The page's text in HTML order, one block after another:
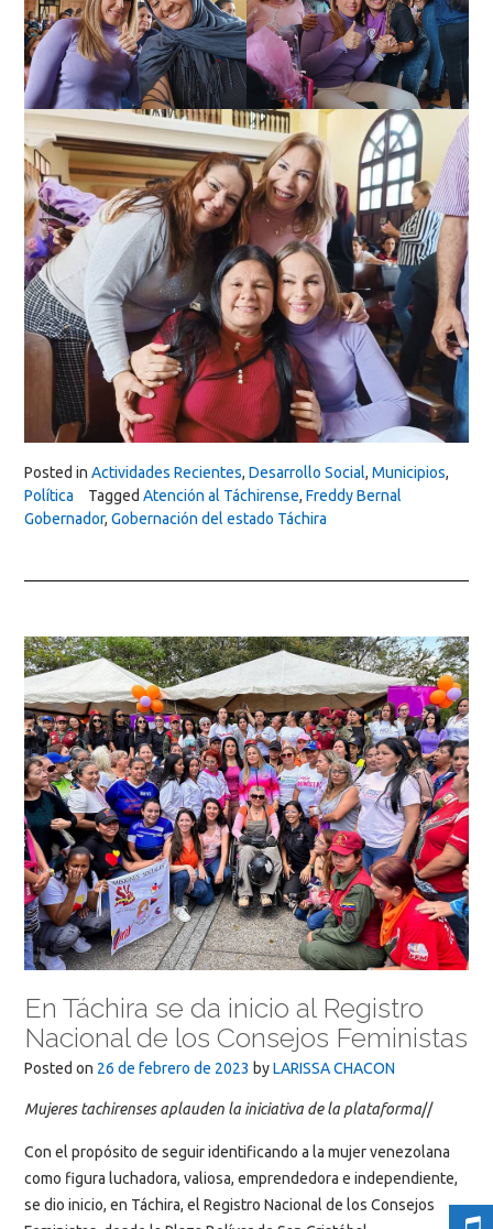
Posted in Actividades Recientes, Desarrollo Social, Municipios,
Política
Tagged Atención al Táchirense, Freddy Bernal
Gobernador, Gobernación del estado Táchira
En Táchira se da inicio al Registro
Nacional de los Consejos Feministas
Posted on 26 de febrero de 2023 byLARISSA CHACON
Mujeres tachirenses aplauden la iniciativa de la plataforma//
Con el propósito de seguir identificando a la mujer venezolana
como figura luchadora, valiosa, emprendedora e independiente,
se dio inicio, en Táchira, el Registro Nacional de los Consejos